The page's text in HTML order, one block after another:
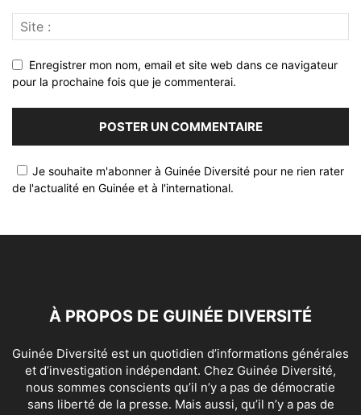
Enregistrer mon nom, email et site web dans ce navigateur
pour la prochaine fois que je commenterai.
Je souhaite m'abonner à Guinée Diversité pour ne rien rater
de l'actualité en Guinée et à l'international.
À PROPOS DE GUINÉE DIVERSITÉ
Guinée Diversité est un quotidien d’informations générales
et d’investigation indépendant. Chez Guinée Diversité,
nous sommes conscients qu’il n’y a pas de démocratie
sans liberté de la presse. Mais aussi, qu’il n’y a pas de